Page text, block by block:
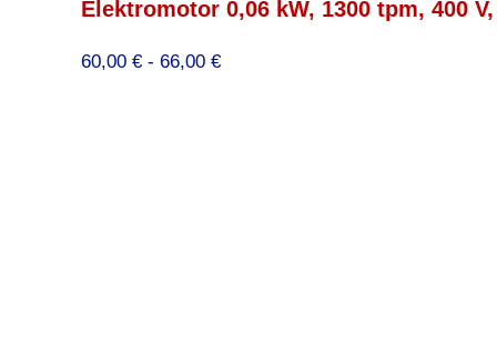
Elektromotor 0,06 kW, 1300 tpm, 400
60,00 € - 66,00 €Prijsklasse: